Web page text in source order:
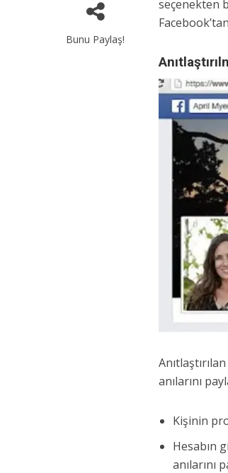
Bunu Paylaş!
seçenekten
anılarını
Kişinin
Hesabın
anılarını